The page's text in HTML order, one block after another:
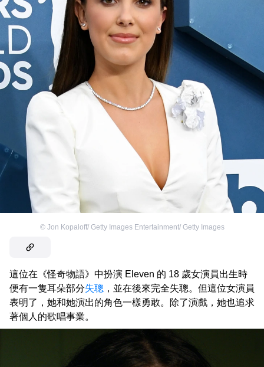
© Jon Kopaloff/ Getty Images Entertainment/ Getty Images
這位在《怪奇物語》中扮演 Eleven 的 18 歲女演員出生時
便有一隻耳朵部分失聰 ，並在後來完全失聰。但這位女演員
表明了，她和她演出的角色一樣勇敢。除了演戲，她也追求
著個人的歌唱事業。